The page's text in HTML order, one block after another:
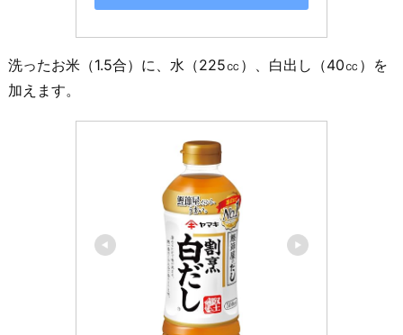
洗ったお米（1.5合）に、水（225㏄）、白出し（40㏄）を
加えます。